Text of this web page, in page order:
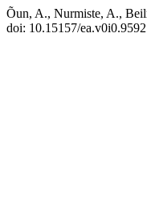
Õun, A., Nurmiste, A.,
doi: 10.15157/